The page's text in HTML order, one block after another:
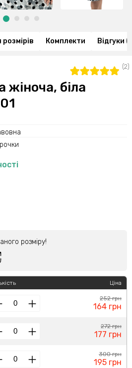
Комплекти Відгуки
(2)
жіноча, біла
розміру!
Ціна
252 грн
164 грн
272 грн
177 грн
300 грн
195 грн